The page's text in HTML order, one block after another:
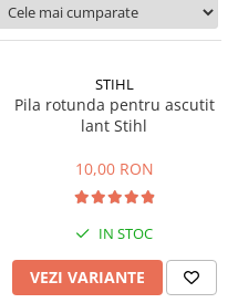
STIHL
Pila rotunda pentru ascutit
lant Stihl
10,00 RON
IN STOC
VEZI VARIANTE